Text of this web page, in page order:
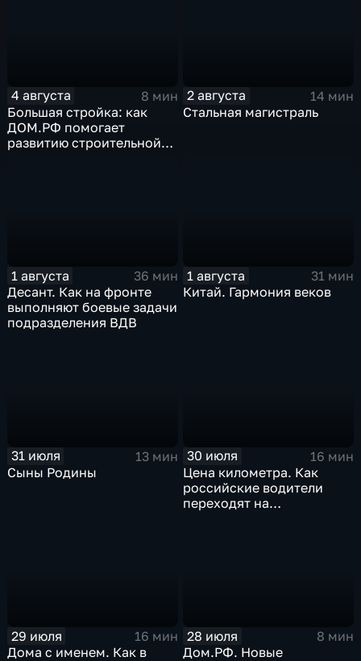
4 августа
8 мин
Большая стройка: как
ДОМ.РФ помогает
развитию строительной
2 августа
14 мин
Стальная магистраль
1 августа
36 мин
Десант. Как на фронте
выполняют боевые задачи
подразделения ВДВ
1 августа
31 мин
Китай. Гармония веков
31 июля
13 мин
Сыны Родины
30 июля
16 мин
Цена километра. Как
российские водители
переходят на
29 июля
16 мин
Дома с именем. Как в
28 июля
8 мин
Дом.РФ. Новые